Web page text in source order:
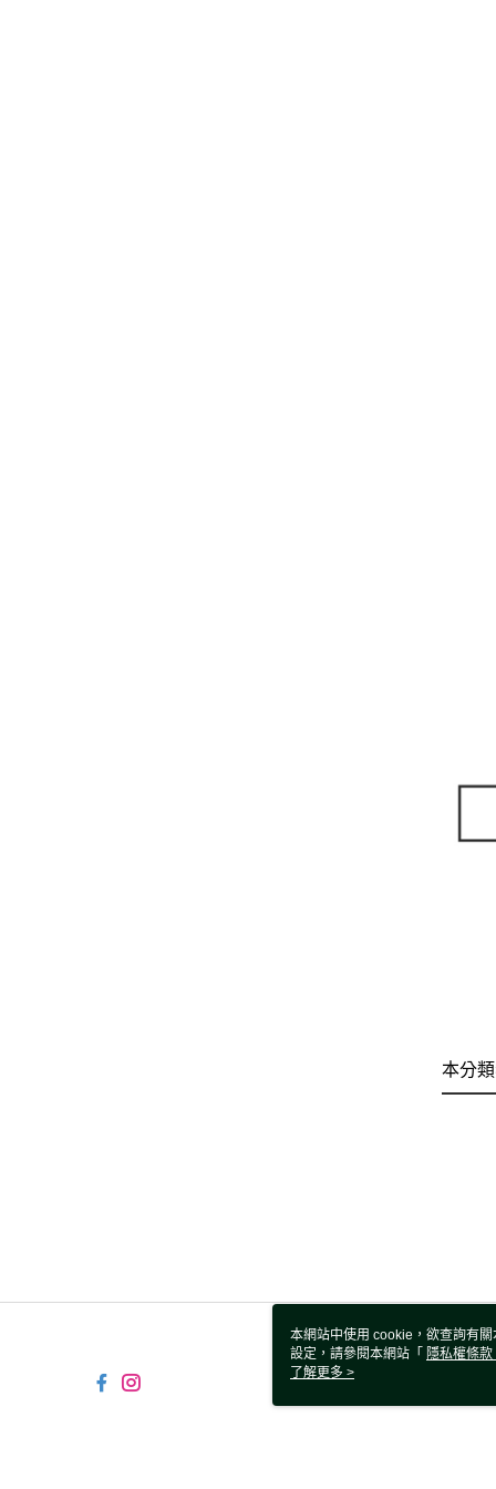
本分
本網站中使用 cookie，欲查詢有
設定，請參閱本網站「 隱私權條款
使用 cookie。
了解更多 >